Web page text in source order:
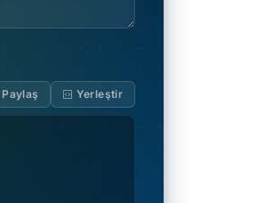
Paylaş Yerleştir